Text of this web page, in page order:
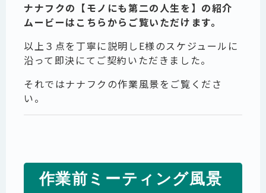
ナナフクの【モノにも第二の人生を】の紹介
ムービーはこちらからご覧いただけます。
以上３点を丁寧に説明しE様のスケジュールに
沿って即決にてご契約いただきました。
それではナナフクの作業風景をご覧くださ
い。
作業前ミーティング風景